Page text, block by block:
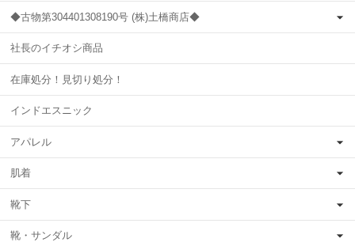
◆古物第304401308190号 (株)土橋商店◆
社長のイチオシ商品
在庫処分！見切り処分！
インドエスニック
アパレル
肌着
靴下
靴・サンダル